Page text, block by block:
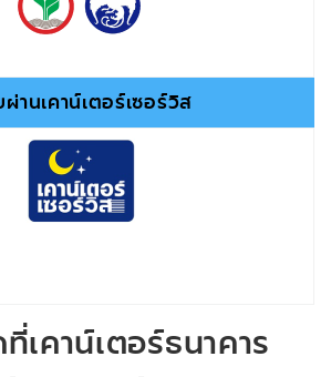
ผ่านเคาน์เตอร์เซอร์วิส
เคาน์เตอร์ธนาคาร